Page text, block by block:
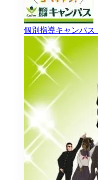
個別指導キャンパス